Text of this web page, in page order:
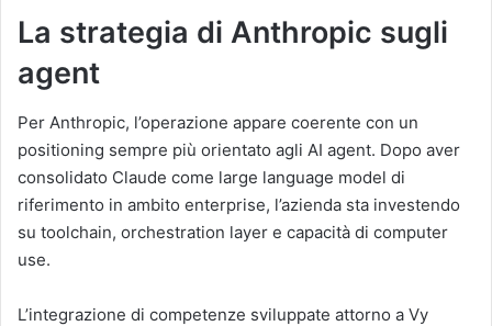
La strategia di Anthropic sugli
agent
Per Anthropic, l’operazione appare coerente con un
positioning sempre più orientato agli AI agent. Dopo aver
consolidato Claude come large language model di
riferimento in ambito enterprise, l’azienda sta investendo
su toolchain, orchestration layer e capacità di computer
use.
L’integrazione di competenze sviluppate attorno a Vy